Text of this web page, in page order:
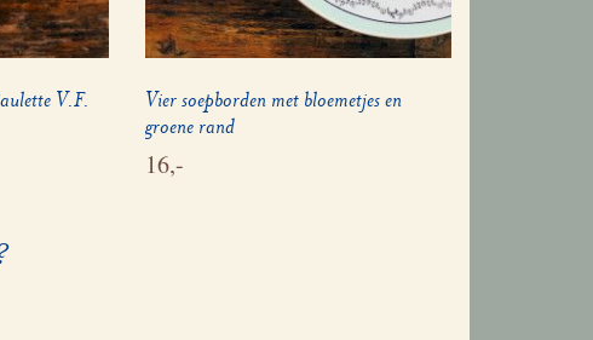
V.F.
Vier soepborden met bloemetjes en
groene rand
16,-